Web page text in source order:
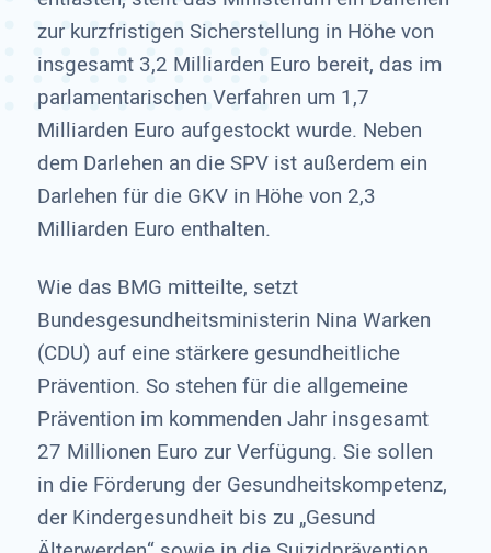
zur kurzfristigen Sicherstellung in Höhe von
insgesamt 3,2 Milliarden Euro bereit, das im
parlamentarischen Verfahren um 1,7
Milliarden Euro aufgestockt wurde. Neben
dem Darlehen an die SPV ist außerdem ein
Darlehen für die GKV in Höhe von 2,3
Milliarden Euro enthalten.
Wie das BMG mitteilte, setzt
Bundesgesundheitsministerin Nina Warken
(CDU) auf eine stärkere gesundheitliche
Prävention. So stehen für die allgemeine
Prävention im kommenden Jahr insgesamt
27 Millionen Euro zur Verfügung. Sie sollen
in die Förderung der Gesundheitskompetenz,
der Kindergesundheit bis zu „Gesund